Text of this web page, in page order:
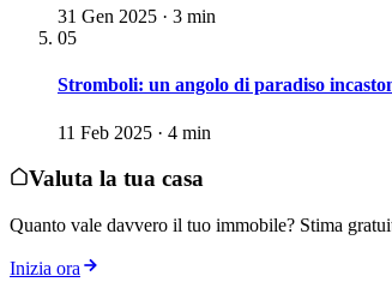
31 Gen 2025 · 3 min
05
Stromboli: un angolo di paradiso
11 Feb 2025 · 4 min
Valuta la tua casa
Quanto vale davvero il tuo immobile? Stima
Inizia ora